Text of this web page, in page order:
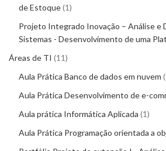
de Estoque 1
Projeto Integrado Inovação – Análise e
Sistemas - Desenvolvimento de uma
Áreas de TI 11
Aula Prática Banco de dados em nuvem
Aula Prática Desenvolvimento de e-
Aula prática Informática Aplicada 1
Aula Prática Programação orientada a